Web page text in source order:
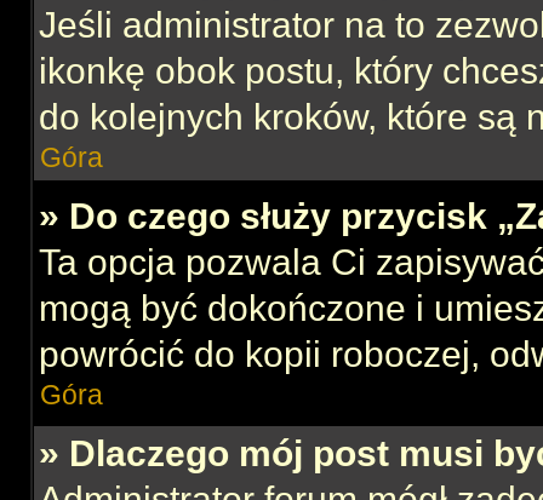
Jeśli administrator na to
ikonkę obok postu, który
do kolejnych kroków, które są
Góra
» Do czego służy przycisk
Ta opcja pozwala Ci
mogą być dokończone i
powrócić do kopii roboczej,
Góra
» Dlaczego mój post musi